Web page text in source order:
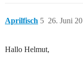
Aprilfisch 26. Juni
5
Hallo Helmut,